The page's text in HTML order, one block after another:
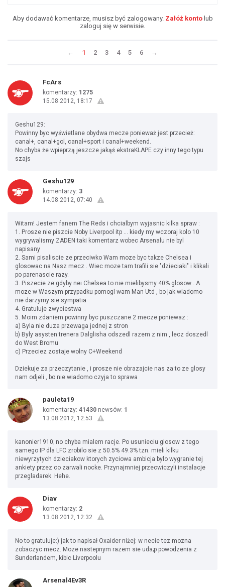
Aby dodawać komentarze, musisz być zalogowany. Załóż kontolub
zaloguj się w serwisie.
← 1 2 3 4 5 6 →
FcArs
komentarzy: 1275
15.08.2012, 18:17
Geshu129:
Powinny byc wyświetlane obydwa mecze ponieważ jest przecież:
canal+, canal+gol, canal+sport i canal+weekend.
No chyba że wpieprzą jeszcze jakąś ekstraKLAPE czy inny tego typu
szajs
Geshu129
komentarzy: 3
14.08.2012, 07:40
Witam! Jestem fanem The Reds i chcialbym wyjasnic kilka spraw :
1. Prosze nie piszcie Noby Liverpool itp ... kiedy my wczoraj kolo 10
wygrywalismy ZADEN taki komentarz wobec Arsenalu nie byl
napisany
2. Sami pisaliscie ze przeciwko Wam moze byc takze Chelsea i
glosowac na Nasz mecz . Wiec moze tam trafili sie "dzieciaki" i klikali
po parenascie razy.
3. Piszecie ze gdyby nei Chelsea to nie mielibysmy 40% glosow . A
moze w Waszym przypadku pomogl wam Man Utd , bo jak wiadomo
nie darzymy sie sympatia
4. Gratuluje zwyciestwa
5. Moim zdaniem powinny byc puszczane 2 mecze poniewaz :
a) Byla nie duza przewaga jednej z stron
b) Byly asysten trenera Dalglisha odszedl razem z nim , lecz doszedl
do West Bromu
c) Przeciez zostaje wolny C+Weekend
Dziekuje za przeczytanie , i prosze nie obrazajcie nas za to ze glosy
nam odjeli , bo nie wiadomo czyja to sprawa
pauleta19
komentarzy: 41430 newsów: 1
13.08.2012, 12:53
kanonier1910; no chyba mialem racje. Po usunieciu glosow z tego
samego IP dla LFC zrobilo sie z 50.5% 49.3% tzn. mieli kilku
niewyrzytych dzieciakow ktorych zyciowa ambicja bylo wygranie tej
ankiety przez co zarwali nocke. Przynajmniej przecwiczyli instalacje
przegladarek. Hehe.
Diav
komentarzy: 2
13.08.2012, 12:32
No to gratuluje:) jak to napisał Oxaider niżej: w necie tez mozna
zobaczyc mecz. Moze nastepnym razem sie uda;p powodzenia z
Sunderlandem, kibic Liverpoolu
Arsenal4Ev3R